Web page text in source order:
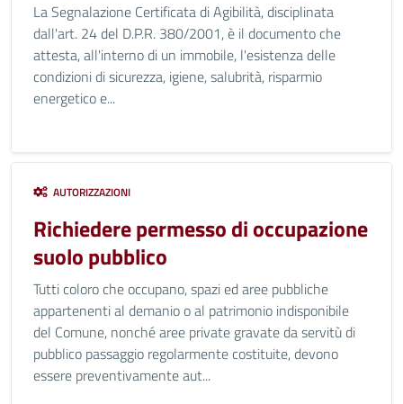
La Segnalazione Certificata di Agibilità, disciplinata
dall'art. 24 del D.P.R. 380/2001, è il documento che
attesta, all'interno di un immobile, l'esistenza delle
condizioni di sicurezza, igiene, salubrità, risparmio
energetico e...
AUTORIZZAZIONI
Richiedere permesso di occupazione
suolo pubblico
Tutti coloro che occupano, spazi ed aree pubbliche
appartenenti al demanio o al patrimonio indisponibile
del Comune, nonché aree private gravate da servitù di
pubblico passaggio regolarmente costituite, devono
essere preventivamente aut...